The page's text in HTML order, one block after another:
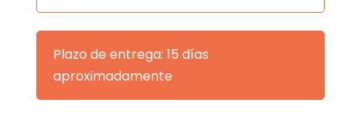
Plazo de entrega: 15 días
aproximadamente